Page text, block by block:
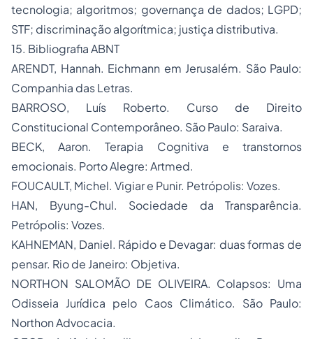
tecnologia; algoritmos; governança de dados; LGPD;
STF; discriminação algorítmica; justiça distributiva.
15. Bibliografia ABNT
ARENDT, Hannah. Eichmann em Jerusalém. São Paulo:
Companhia das Letras.
BARROSO, Luís Roberto. Curso de Direito
Constitucional Contemporâneo. São Paulo: Saraiva.
BECK, Aaron. Terapia Cognitiva e transtornos
emocionais. Porto Alegre: Artmed.
FOUCAULT, Michel. Vigiar e Punir. Petrópolis: Vozes.
HAN, Byung-Chul. Sociedade da Transparência.
Petrópolis: Vozes.
KAHNEMAN, Daniel. Rápido e Devagar: duas formas de
pensar. Rio de Janeiro: Objetiva.
NORTHON SALOMÃO DE OLIVEIRA. Colapsos: Uma
Odisseia Jurídica pelo Caos Climático. São Paulo:
Northon Advocacia.